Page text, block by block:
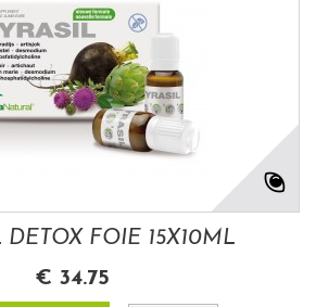
DETOX FOIE 15X10ML
€ 34.75